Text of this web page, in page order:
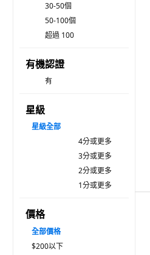
30-50個
50-100個
超過 100
有機認證
有
星級
星級全部
4分或更多
3分或更多
2分或更多
1分或更多
價格
全部價格
$200以下